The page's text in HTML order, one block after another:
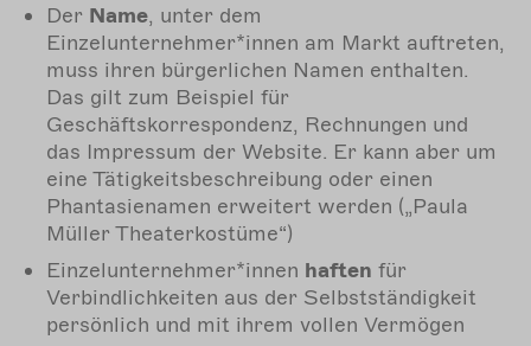
Der Name, unter dem
Einzelunternehmer*innen am Markt auftreten,
muss ihren bürgerlichen Namen enthalten.
Das gilt zum Beispiel für
Geschäftskorrespondenz, Rechnungen und
das Impressum der Website. Er kann aber um
eine Tätigkeitsbeschreibung oder einen
Phantasienamen erweitert werden („Paula
Müller Theaterkostüme“)
Einzelunternehmer*innen haften für
Verbindlichkeiten aus der Selbstständigkeit
persönlich und mit ihrem vollen Vermögen